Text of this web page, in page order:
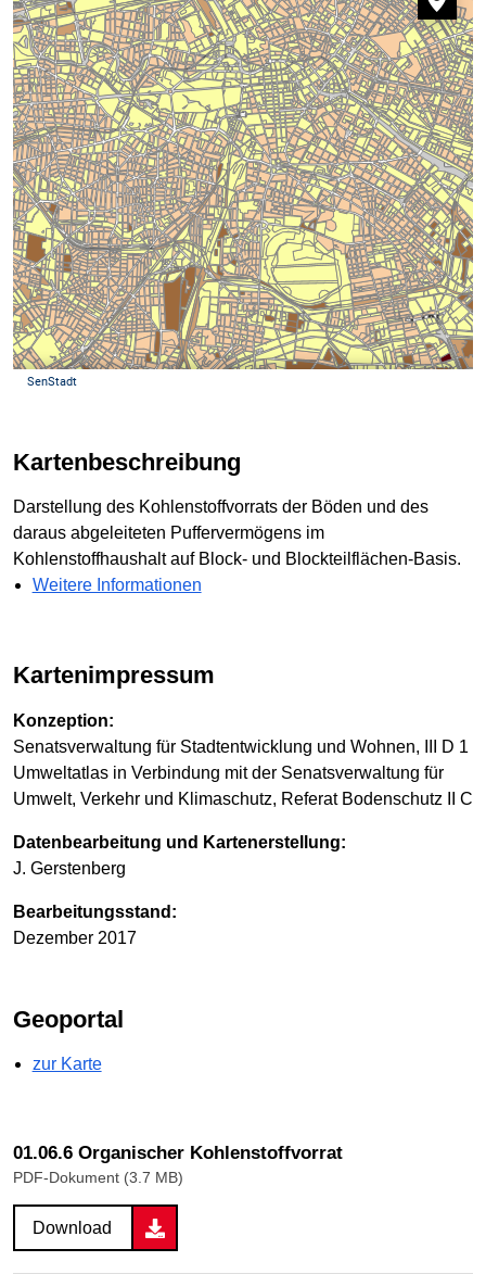
Kartenbeschreibung
Darstellung des Kohlenstoffvorrats der Böden und des
daraus abgeleiteten Puffervermögens im
Kohlenstoffhaushalt auf Block- und Blockteilflächen-Basis.
Weitere Informationen
Kartenimpressum
Konzeption:
Senatsverwaltung für Stadtentwicklung und Wohnen, III D 1
Umweltatlas in Verbindung mit der Senatsverwaltung für
Umwelt, Verkehr und Klimaschutz, Referat Bodenschutz II C
Datenbearbeitung und Kartenerstellung:
J. Gerstenberg
Bearbeitungsstand:
Dezember 2017
Geoportal
zur Karte
01.06.6 Organischer Kohlenstoffvorrat
PDF-Dokument (3.7 MB)
Download